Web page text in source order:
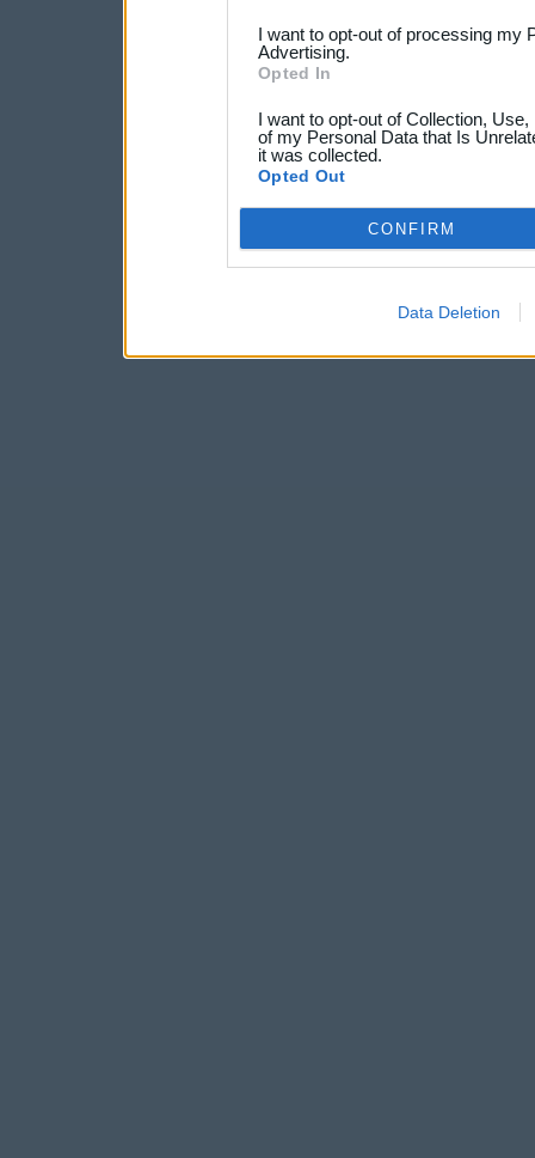
I want to opt-out of processing my
Advertising.
Opted In
I want to opt-out of Collection,
of my Personal Data that Is
it was collected.
Opted Out
CONFIRM
Data Deletion